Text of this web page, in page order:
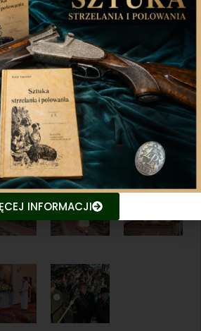
instytucji oraz wielu
Tucholskich oraz województwa
i pomorskiego.
PORTALU GMINY ŚLIWICE.PL
TUCHOLSKIM
Trzciński
INFORMACJI